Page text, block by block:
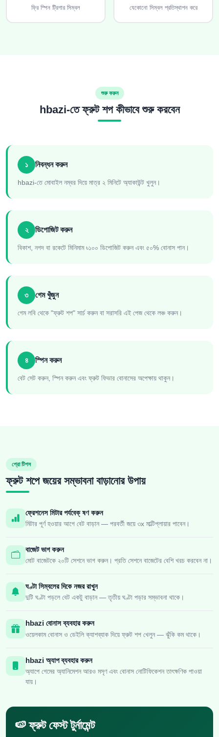
ফ্রি স্পিন ট্রিগার সিম্বল যেকোনো সিম্বল প্রতিস্থাপন করে
শুরু করুন
hbazi-তে ফ্রুট শপ কীভাবে শুরু করবেন
১ নিবন্ধন করুন
hbazi-তে মোবাইল নম্বর দিয়ে মাত্র ২ মিনিটে অ্যাকাউন্ট খুলুন।
২ ডিপোজিট করুন
বিকাশ, নগদ বা রকেটে মিনিমাম ৳১০০ ডিপোজিট করুন এবং ৫০% বোনাস পান।
৩ গেম খুঁজুন
গেম লবি থেকে "ফ্রুট শপ" সার্চ করুন বা সরাসরি এই পেজ থেকে লঞ্চ করুন।
৪ স্পিন করুন
বেট সেট করুন, স্পিন করুন এবং ফ্রুট ফিভার বোনাসের অপেক্ষায় থাকুন।
প্রো টিপস
ফ্রুট শপে জয়ের সম্ভাবনা বাড়ানোর উপায়
ফ্রেশনেস মিটার পর্যবেক্ ষণ করুন
মিটার পূর্ণ হওয়ার আগে বেট বাড়ান — পরবর্তী জয়ে ৩x মাল্টিপ্লায়ার পাবেন।
বাজেট ভাগ করুন
মোট বাজেটকে ২০টি সেশনে ভাগ করুন। প্রতি সেশনে বাজেটের বেশি খরচ করবেন না।
ঘণ্টা সিম্বলের দিকে নজর রাখুন
দুটি ঘণ্টা পড়লে বেট একটু বাড়ান — তৃতীয় ঘণ্টা পড়ার সম্ভাবনা থাকে।
hbazi বোনাস ব্যবহার করুন
ওয়েলকাম বোনাস ও ডেইলি ক্যাশব্যাক দিয়ে ফ্রুট শপ খেলুন — ঝুঁকি কম থাকে।
hbazi অ্যাপ ব্যবহার করুন
অ্যাপে গেমের অ্যানিমেশন আরও মসৃণ এবং বোনাস নোটিফিকেশন তাৎক্ষণিক পাওয়া
যায়।
🍉 ফ্রুট ফেস্ট টুর্নামেন্ট